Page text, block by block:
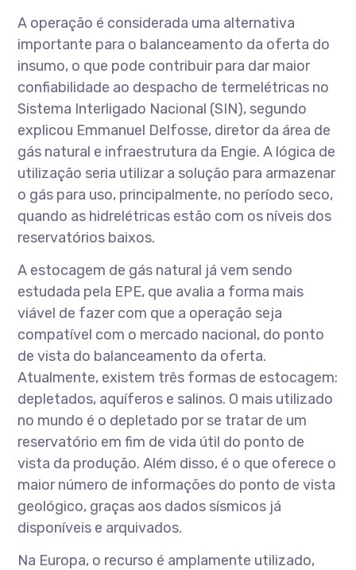
A operação é considerada uma alternativa
importante para o balanceamento da oferta do
insumo, o que pode contribuir para dar maior
confiabilidade ao despacho de termelétricas no
Sistema Interligado Nacional (SIN), segundo
explicou Emmanuel Delfosse, diretor da área de
gás natural e infraestrutura da Engie. A lógica de
utilização seria utilizar a solução para armazenar
o gás para uso, principalmente, no período seco,
quando as hidrelétricas estão com os níveis dos
reservatórios baixos.
A estocagem de gás natural já vem sendo
estudada pela EPE, que avalia a forma mais
viável de fazer com que a operação seja
compatível com o mercado nacional, do ponto
de vista do balanceamento da oferta.
Atualmente, existem três formas de estocagem:
depletados, aquíferos e salinos. O mais utilizado
no mundo é o depletado por se tratar de um
reservatório em fim de vida útil do ponto de
vista da produção. Além disso, é o que oferece o
maior número de informações do ponto de vista
geológico, graças aos dados sísmicos já
disponíveis e arquivados.
Na Europa, o recurso é amplamente utilizado,